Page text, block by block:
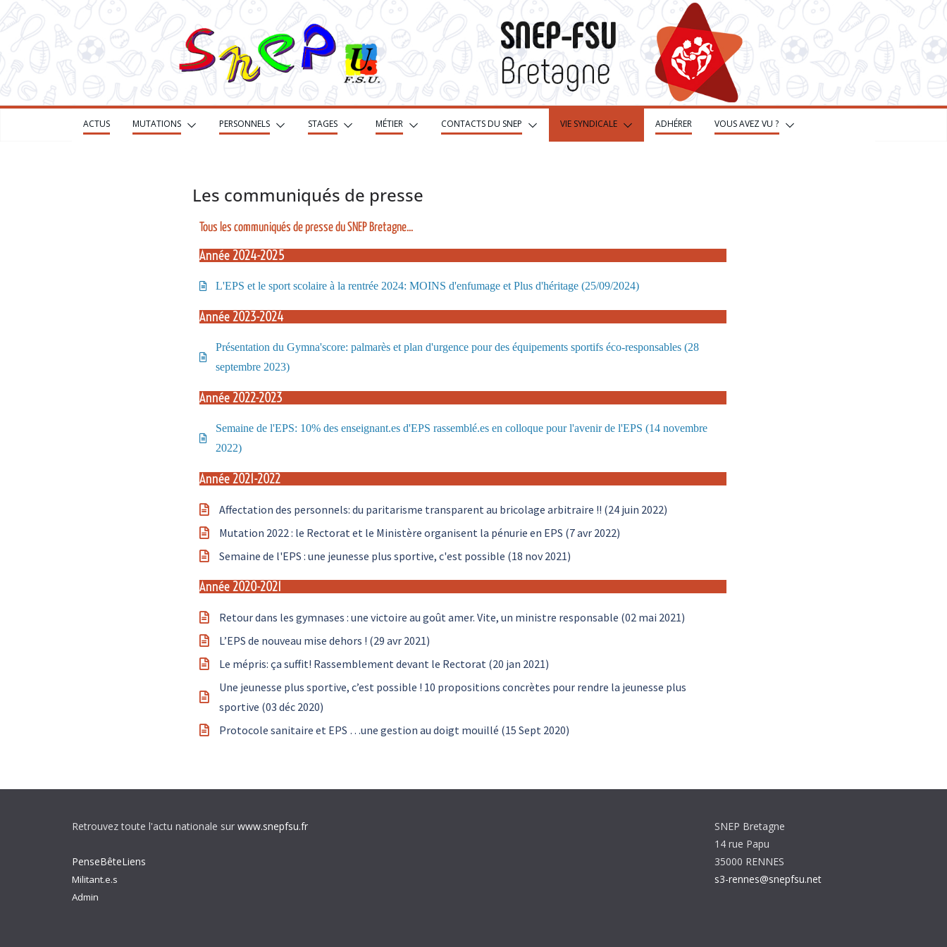
ACTUS MUTATIONS PERSONNELS STAGES MÉTIER CONTACTS DU SNEP VIE SYNDICALE ADHÉRER VOUS AVEZ VU ?
Les communiqués de presse
Tous les communiqués de presse du SNEP Bretagne...
Année 2024-2025
L'EPS et le sport scolaire à la rentrée 2024: MOINS d'enfumage et Plus d'héritage (25/09/2024)
Année 2023-2024
Présentation du Gymna'score: palmarès et plan d'urgence pour des équipements sportifs éco-responsables (28
septembre 2023)
Année 2022-2023
Semaine de l'EPS: 10% des enseignant.es d'EPS rassemblé.es en colloque pour l'avenir de l'EPS (14 novembre
2022)
Année 2021-2022
Affectation des personnels: du paritarisme transparent au bricolage arbitraire !! (24 juin 2022)
Mutation 2022 : le Rectorat et le Ministère organisent la pénurie en EPS (7 avr 2022)
Semaine de l'EPS : une jeunesse plus sportive, c'est possible (18 nov 2021)
Année 2020-2021
Retour dans les gymnases : une victoire au goût amer. Vite, un ministre responsable (02 mai 2021)
L’EPS de nouveau mise dehors ! (29 avr 2021)
Le mépris: ça suffit! Rassemblement devant le Rectorat (20 jan 2021)
Une jeunesse plus sportive, c’est possible ! 10 propositions concrètes pour rendre la jeunesse plus
sportive (03 déc 2020)
Protocole sanitaire et EPS …une gestion au doigt mouillé (15 Sept 2020)
Retrouvez toute l'actu nationale sur www.snepfsu.fr
PenseBêteLiens
Militant.e.s
Admin
SNEP Bretagne
14 rue Papu
35000 RENNES
s3-rennes@snepfsu.net